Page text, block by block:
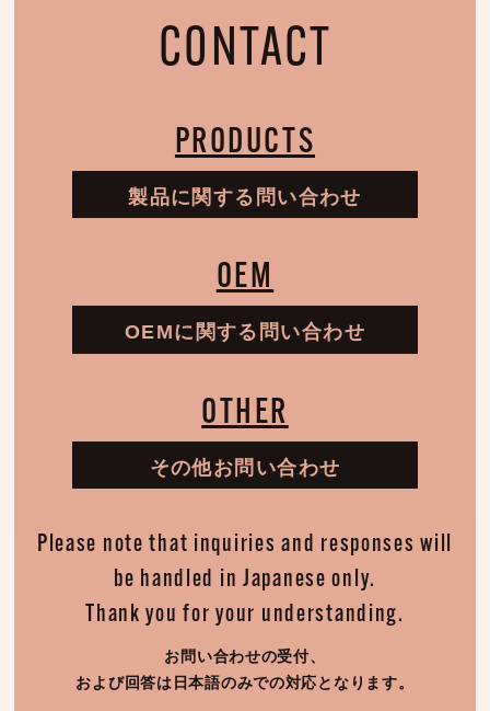
CONTACT
PRODUCTS
製品に関する問い合わせ
OEM
OEMに関する問い合わせ
OTHER
その他お問い合わせ
Please note that inquiries and responses will
be handled in Japanese only.
Thank you for your understanding.
お問い合わせの受付、
および回答は日本語のみでの対応となります。